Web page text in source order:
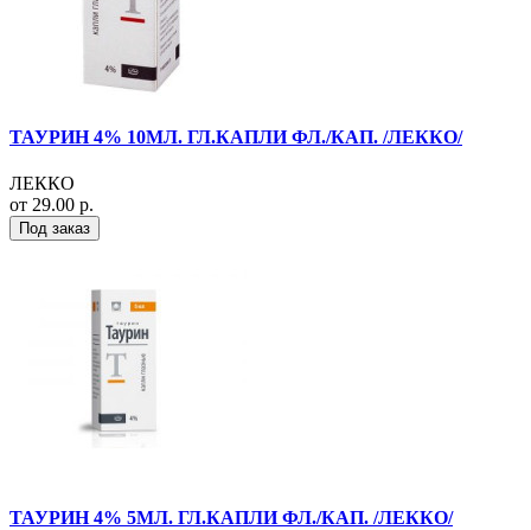
ТАУРИН 4% 10МЛ. ГЛ.КАПЛИ ФЛ./КАП. /ЛЕККО/
ЛЕККО
от 29.00 р.
Под заказ
ТАУРИН 4% 5МЛ. ГЛ.КАПЛИ ФЛ./КАП. /ЛЕККО/